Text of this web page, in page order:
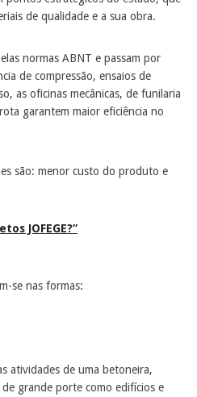
de qualidade e a sua obra.
normas ABNT e passam por
de compressão, ensaios de
as oficinas mecânicas, de funilaria
garantem maior eficiência no
são: menor custo do produto e
JOFEGE?”
se nas formas:
atividades de uma betoneira,
grande porte como edifícios e